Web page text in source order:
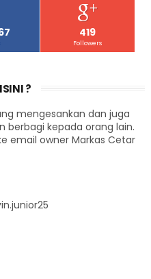
419
Followers
?
mengesankan dan juga
berbagi kepada orang lain.
email owner Markas Cetar